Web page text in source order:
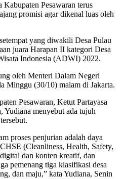
Kabupaten Pesawaran terus
promisi agar dikenal luas oleh
yang diwakili Desa Pulau
juara Harapan II kategori Desa
Indonesia (ADWI) 2022.
oleh Menteri Dalam Negeri
Minggu (30/10) malam di Jakarta.
Pesawaran, Ketut Partayasa
Yudiana menyebut ada tujuh
proses penjurian adalah daya
(Cleanliness, Health, Safety,
dan konten kreatif, dan
pemenang tiga klasifikasi desa
dan maju,” kata Yudiana, Senin